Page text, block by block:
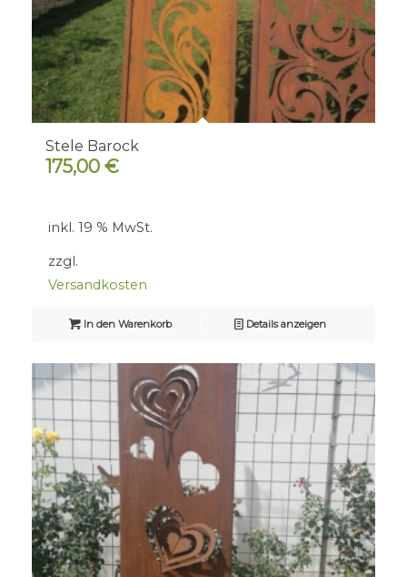
Stele Barock
175,00 €
inkl. 19 % MwSt.
zzgl.
Versandkosten
In den Warenkorb Details anzeigen